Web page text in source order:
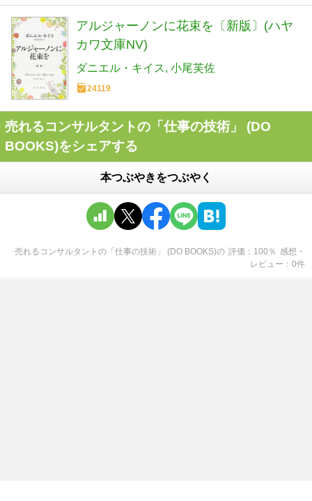
アルジャーノンに花束を〔新版〕(ハヤ
カワ文庫NV)
ダニエル・キイス 小尾芙佐
24119
売れるコンサルタントの「仕事の技術」 (DO
BOOKS)をシェアする
本つぶやきをつぶやく
売れるコンサルタントの「仕事の技術」 (DO BOOKS)の 評価 100 ％ 感想・
レビュー
0件